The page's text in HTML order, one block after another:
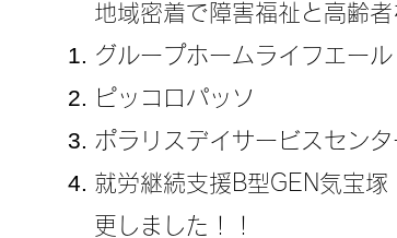
地域密着で障害福祉と高齢者
グループホームライフエール
ピッコロパッソ
ポラリスデイサービスセン
就労継続支援B型GEN気宝
更しました！！